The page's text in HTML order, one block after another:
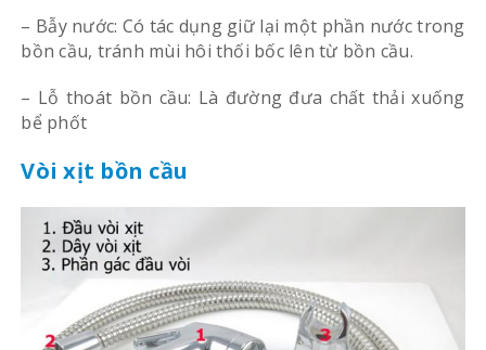
– Bẫy nước: Có tác dụng giữ lại một phần nước trong
bồn cầu, tránh mùi hôi thối bốc lên từ bồn cầu.
– Lỗ thoát bồn cầu: Là đường đưa chất thải xuống
bể phốt
Vòi xịt bồn cầu